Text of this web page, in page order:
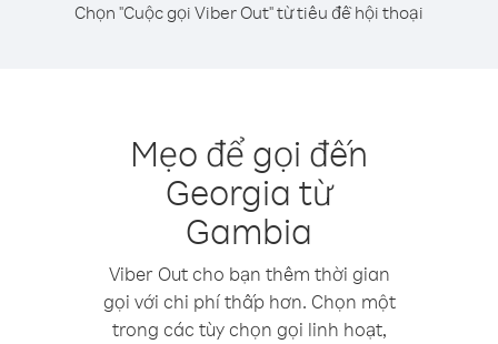
Chọn "Cuộc gọi Viber Out" từ tiêu đề hội thoại
Mẹo để gọi đến
Georgia từ
Gambia
Viber Out cho bạn thêm thời gian
gọi với chi phí thấp hơn. Chọn một
trong các tùy chọn gọi linh hoạt,